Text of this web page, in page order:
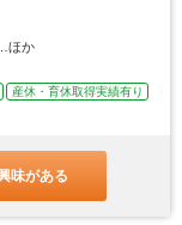
ほか
産休・育休取得実績有り
味がある